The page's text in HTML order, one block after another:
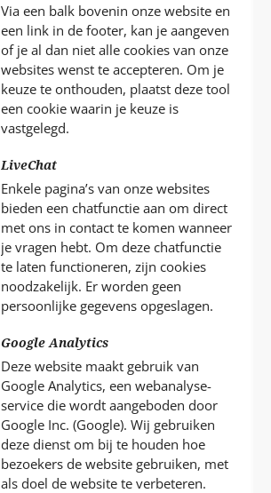
Via een balk bovenin onze website en
een link in de footer, kan je aangeven
of je al dan niet alle cookies van onze
websites wenst te accepteren. Om je
keuze te onthouden, plaatst deze tool
een cookie waarin je keuze is
vastgelegd.
LiveChat
Enkele pagina’s van onze websites
bieden een chatfunctie aan om direct
met ons in contact te komen wanneer
je vragen hebt. Om deze chatfunctie
te laten functioneren, zijn cookies
noodzakelijk. Er worden geen
persoonlijke gegevens opgeslagen.
Google Analytics
Deze website maakt gebruik van
Google Analytics, een webanalyse-
service die wordt aangeboden door
Google Inc. (Google). Wij gebruiken
deze dienst om bij te houden hoe
bezoekers de website gebruiken, met
als doel de website te verbeteren.